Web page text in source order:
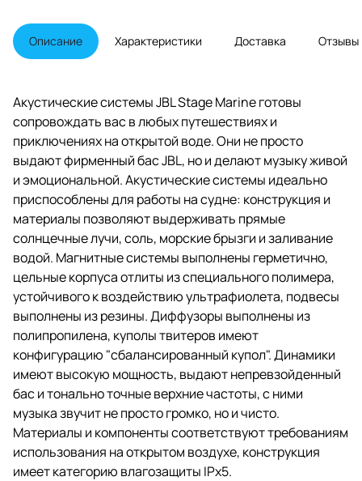
цвет.
Описание Характеристики Доставка Отзывы
Акустические системы JBL Stage Marine готовы
сопровождать вас в любых путешествиях и
приключениях на открытой воде. Они не просто
выдают фирменный бас JBL, но и делают музыку живой
и эмоциональной. Акустические системы идеально
приспособлены для работы на судне: конструкция и
материалы позволяют выдерживать прямые
солнцечные лучи, соль, морские брызги и заливание
водой. Магнитные системы выполнены герметично,
цельные корпуса отлиты из специального полимера,
устойчивого к воздействию ультрафиолета, подвесы
выполнены из резины. Диффузоры выполнены из
полипропилена, куполы твитеров имеют
конфигурацию "сбалансированный купол". Динамики
имеют высокую мощность, выдают непревзойденный
бас и тонально точные верхние частоты, с ними
музыка звучит не просто громко, но и чисто.
Материалы и компоненты соответствуют требованиям
использования на открытом воздухе, конструкция
имеет категорию влагозащиты IPx5.